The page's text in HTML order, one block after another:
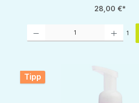
28,00 €*
1
Tipp